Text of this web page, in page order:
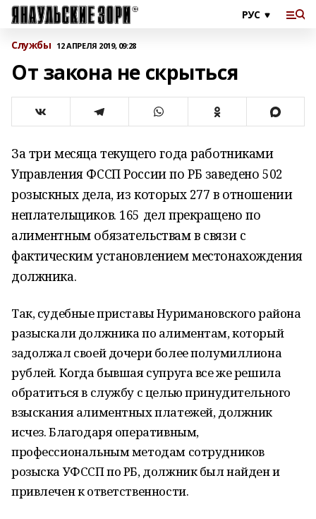
Службы 12 АПРЕЛЯ 2019, 09:28
От закона не скрыться
За три месяца текущего года работниками
Управления ФССП России по РБ заведено 502
розыскных дела, из которых 277 в отношении
неплательщиков. 165 дел прекращено по
алиментным обязательствам в связи с
фактическим установлением местонахождения
должника.
Так, судебные приставы Нуримановского района
разыскали должника по алиментам, который
задолжал своей дочери более полумиллиона
рублей. Когда бывшая супруга все же решила
обратиться в службу с целью принудительного
взыскания алиментных платежей, должник
исчез. Благодаря оперативным,
профессиональным методам сотрудников
розыска УФССП по РБ, должник был найден и
привлечен к ответственности.